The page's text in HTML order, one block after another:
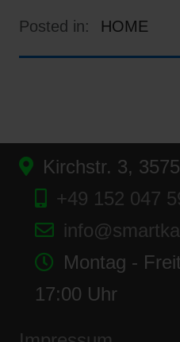
Posted in: HOME
Kirchstr. 3,
+49 152 047
Montag -
17:00 Uhr